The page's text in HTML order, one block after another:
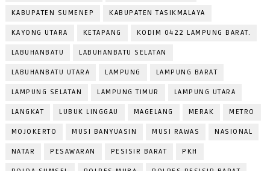
KABUPATEN SUMENEP KABUPATEN TASIKMALAYA
KAYONG UTARA KETAPANG KODIM 0422 LAMPUNG BARAT.
LABUHANBATU LABUHANBATU SELATAN
LABUHANBATU UTARA LAMPUNG LAMPUNG BARAT
LAMPUNG SELATAN LAMPUNG TIMUR LAMPUNG UTARA
LANGKAT LUBUK LINGGAU MAGELANG MERAK METRO
MOJOKERTO MUSI BANYUASIN MUSI RAWAS NASIONAL
NATAR PESAWARAN PESISIR BARAT PKH